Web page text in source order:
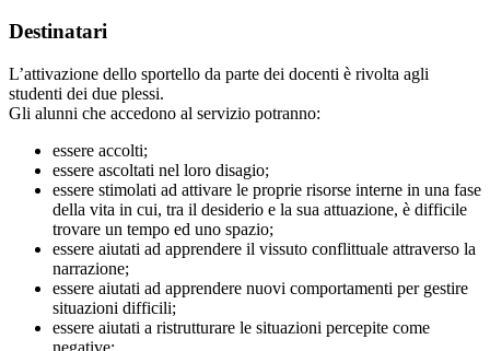
Destinatari
L’attivazione dello sportello da parte dei docenti è rivolta agli
studenti dei due plessi.
Gli alunni che accedono al servizio potranno:
essere accolti;
essere ascoltati nel loro disagio;
essere stimolati ad attivare le proprie risorse interne in una fase
della vita in cui, tra il desiderio e la sua attuazione, è difficile
trovare un tempo ed uno spazio;
essere aiutati ad apprendere il vissuto conflittuale attraverso la
narrazione;
essere aiutati ad apprendere nuovi comportamenti per gestire
situazioni difficili;
essere aiutati a ristrutturare le situazioni percepite come
negative;